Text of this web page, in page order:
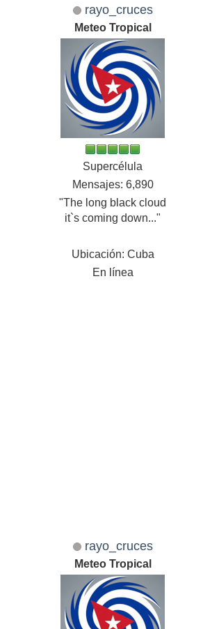
rayo_cruces
Meteo Tropical
Supercélula
Mensajes: 6,890
"The long black cloud
it`s coming down..."
Ubicación: Cuba
En línea
rayo_cruces
Meteo Tropical